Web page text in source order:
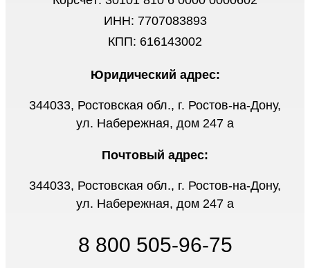
ИНН: 7707083893
КПП: 616143002
Юридический адрес:
344033, Ростовская обл., г. Ростов-на-Дону,
ул. Набережная, дом 247 а
Почтовый адрес:
344033, Ростовская обл., г. Ростов-на-Дону,
ул. Набережная, дом 247 а
8 800 505-96-75